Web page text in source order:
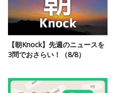
【朝Knock】先週のニュースを
3問でおさらい！（8/8）